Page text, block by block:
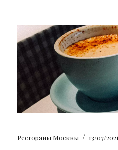
Рестораны Москвы / 13/07/2021